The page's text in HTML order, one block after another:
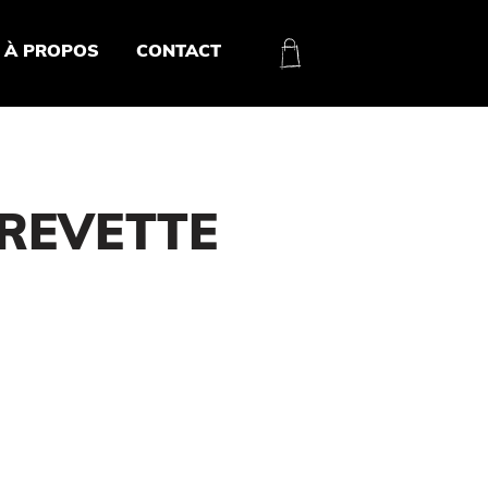
À PROPOS CONTACT